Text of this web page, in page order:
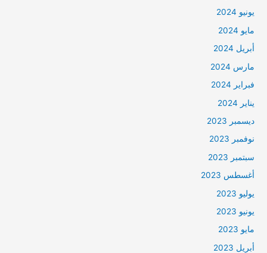
يونيو 2024
مايو 2024
أبريل 2024
مارس 2024
فبراير 2024
يناير 2024
ديسمبر 2023
نوفمبر 2023
سبتمبر 2023
أغسطس 2023
يوليو 2023
يونيو 2023
مايو 2023
أبريل 2023